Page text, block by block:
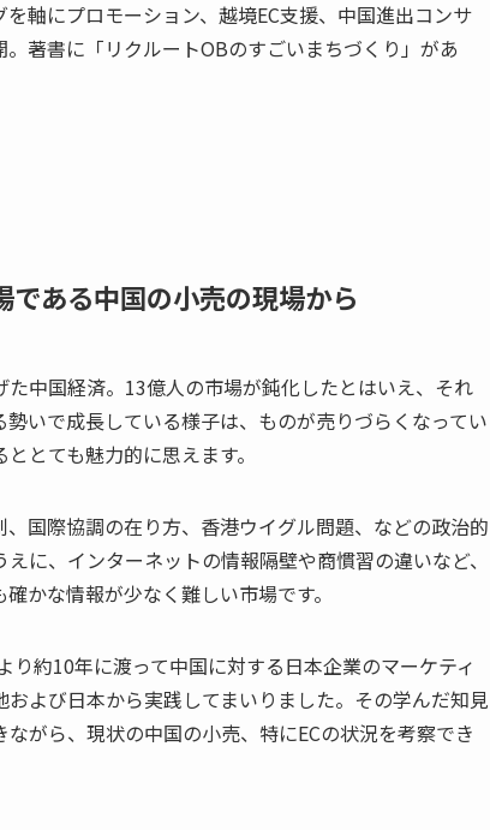
軸にプロモーション、越境EC支援、中国進出コンサ
著書に「リクルートOBのすごいまちづくり」があ
である中国の小売の現場から
た中国経済。13億人の市場が鈍化したとはいえ、それ
いで成長している様子は、ものが売りづらくなってい
とても魅力的に思えます。
、国際協調の在り方、香港ウイグル問題、などの政治的
に、インターネットの情報隔壁や商慣習の違いなど、
かな情報が少なく難しい市場です。
り約10年に渡って中国に対する日本企業のマーケティ
および日本から実践してまいりました。その学んだ知見
がら、現状の中国の小売、特にECの状況を考察でき